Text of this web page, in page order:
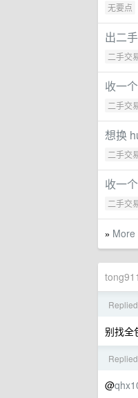
无要点
出二
二手交
收一
二手交
想换
二手交
收一
二手交
»
别找全
@